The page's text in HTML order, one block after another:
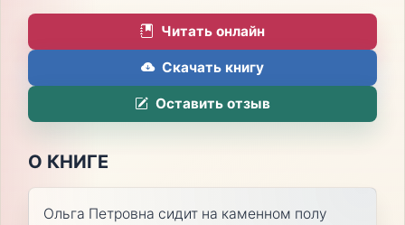
Читать онлайн
Скачать книгу
Оставить отзыв
О КНИГЕ
Ольга Петровна сидит на каменном полу